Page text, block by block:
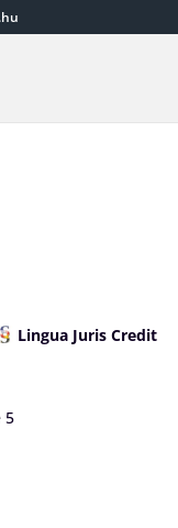
Lingua Juris Credit
5